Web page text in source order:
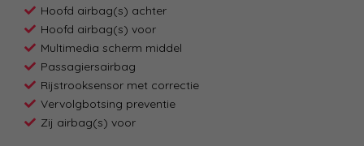
Hoofd airbag(s) achter
Hoofd airbag(s) voor
Multimedia scherm middel
Passagiersairbag
Rijstrooksensor met correctie
Vervolgbotsing preventie
Zij airbag(s) voor